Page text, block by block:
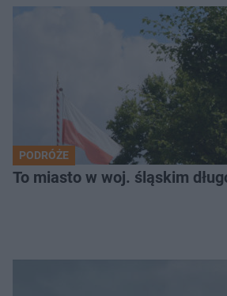
PODRÓŻE
To miasto w woj. śląskim